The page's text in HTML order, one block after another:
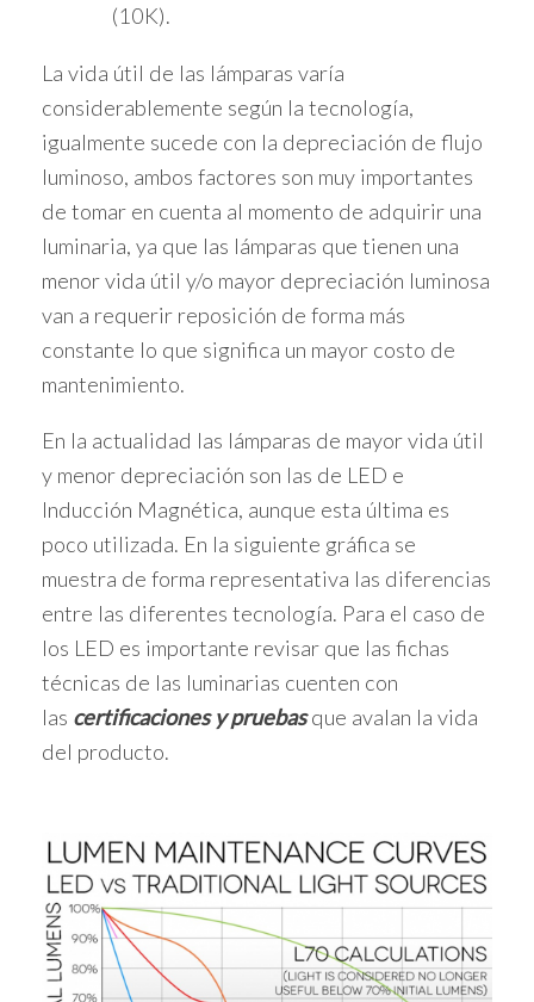
(10K).
La vida útil de las lámparas varía
considerablemente según la tecnología,
igualmente sucede con la depreciación de flujo
luminoso, ambos factores son muy importantes
de tomar en cuenta al momento de adquirir una
luminaria, ya que las lámparas que tienen una
menor vida útil y/o mayor depreciación luminosa
van a requerir reposición de forma más
constante lo que significa un mayor costo de
mantenimiento.
En la actualidad las lámparas de mayor vida útil
y menor depreciación son las de LED e
Inducción Magnética, aunque esta última es
poco utilizada. En la siguiente gráfica se
muestra de forma representativa las diferencias
entre las diferentes tecnología. Para el caso de
los LED es importante revisar que las fichas
técnicas de las luminarias cuenten con
las certificaciones y pruebasque avalan la vida
del producto.